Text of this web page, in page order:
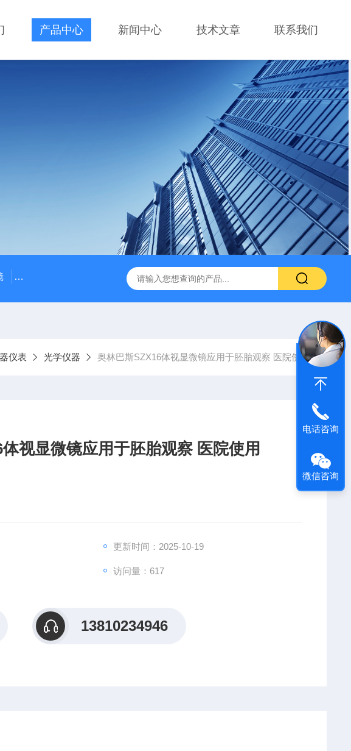
产品中心 新闻中心 技术文章 联系我们
奥林巴斯CX31生物显微镜 QAS 100Lī原位电化学质谱仪 全自动数字
仪表 光学仪器 奥林巴斯SZX16体视显微镜应用于胚胎观察 医院使用
视显微镜应用于胚胎观察 医院使用
更新时间：2025-10-19
访问量：617
13810234946
电话咨询
微信咨询